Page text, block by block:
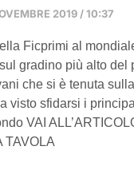
2019 10:37
Ficprimi al
gradino più alto del
che si è tenuta
visto sfidarsi i
VAI
TAVOLA